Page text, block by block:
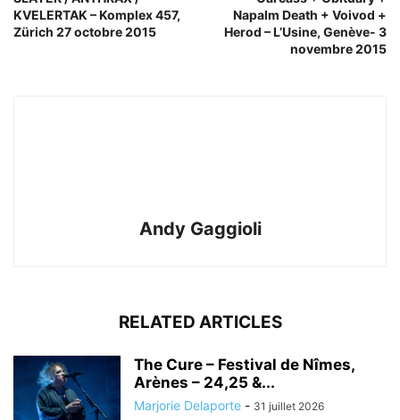
KVELERTAK – Komplex 457,
Zürich 27 octobre 2015
Napalm Death + Voivod +
Herod – L’Usine, Genève- 3
novembre 2015
Andy Gaggioli
RELATED ARTICLES
The Cure – Festival de Nîmes,
Arènes – 24,25 &...
Marjorie Delaporte - 31 juillet 2026